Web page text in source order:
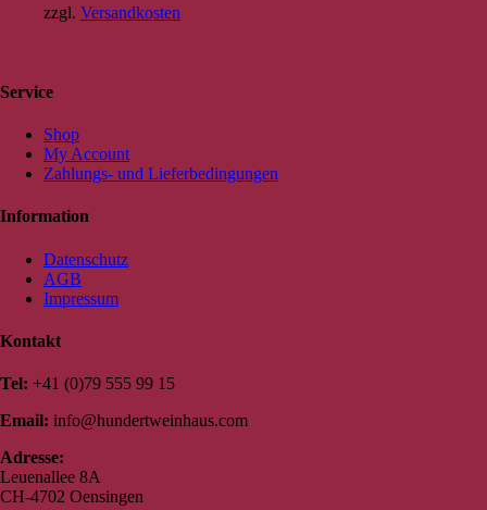
zzgl. Versandkosten
Service
Shop
My Account
Zahlungs- und Lieferbedingungen
Information
Datenschutz
AGB
Impressum
Kontakt
Tel: +41 (0)79 555 99 15
Email: info@hundertweinhaus.com
Adresse:
Leuenallee 8A
CH-4702 Oensingen